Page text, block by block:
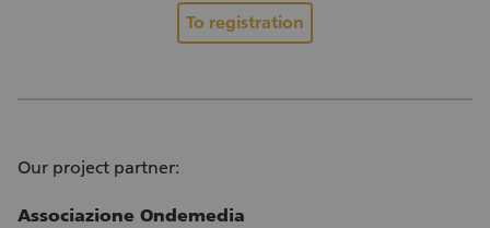
To registration
Our project partner:
Associazione Ondemedia